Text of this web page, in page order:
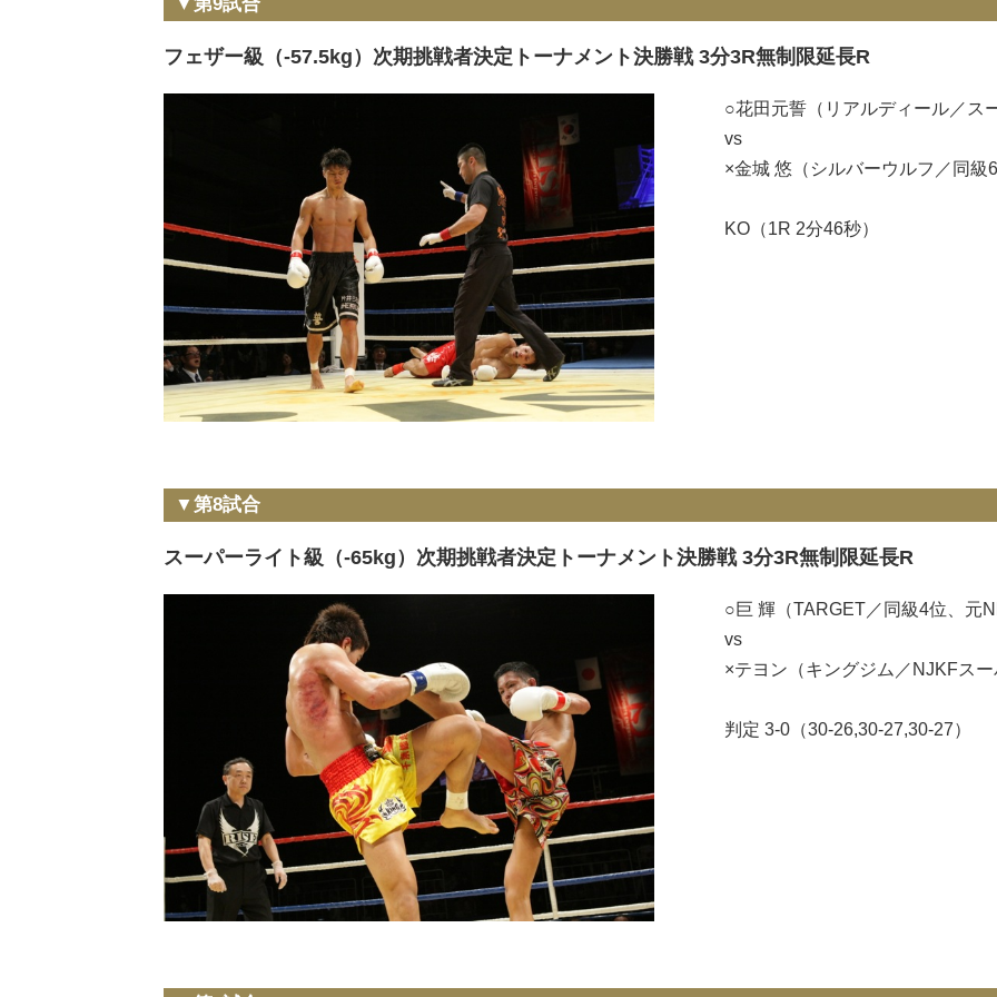
▼第9試合
フェザー級（-57.5kg）次期挑戦者決定トーナメント決勝戦 3分3R無制限延長R
○花田元誓（リアルディール／ス
vs
×金城 悠（シルバーウルフ／同級6
KO（1R 2分46秒）
▼第8試合
スーパーライト級（-65kg）次期挑戦者決定トーナメント決勝戦 3分3R無制限延長R
○巨 輝（TARGET／同級4位、元
vs
×テヨン（キングジム／NJKFス
判定 3-0（30-26,30-27,30-27）